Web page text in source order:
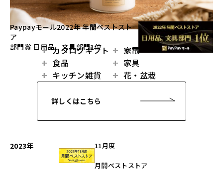
Paypayモール2022年 年間ベストスト
ア
部門賞 日用品、文具部門1位
カタログギフト
食品
キッチン雑貨
家電
家具
花・盆栽
詳しくはこちら
2023年 11月度
月間ベストストア